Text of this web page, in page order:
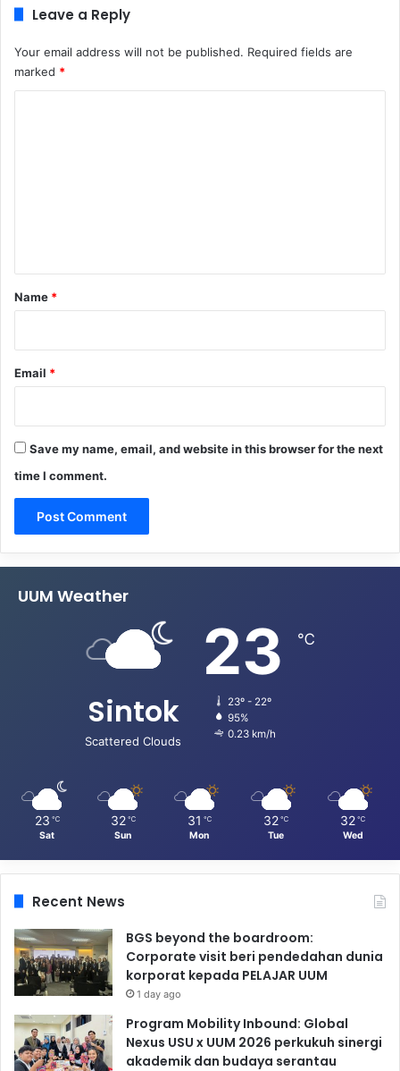
Leave a Reply
Your email address will not be published. Required fields are
marked *
*
Name *
Email *
Save my name, email, and website in this browser for the next
time I comment.
UUM Weather
Sintok
Scattered Clouds
23 ℃
23º - 22º
95%
0.23 km/h
23 ℃
Sat
32 ℃
Sun
31 ℃
Mon
32 ℃
Tue
32 ℃
Wed
Recent News
BGS beyond the boardroom:
Corporate visit beri pendedahan dunia
korporat kepada PELAJAR UUM
1 day ago
Program Mobility Inbound: Global
Nexus USU x UUM 2026 perkukuh sinergi
akademik dan budaya serantau